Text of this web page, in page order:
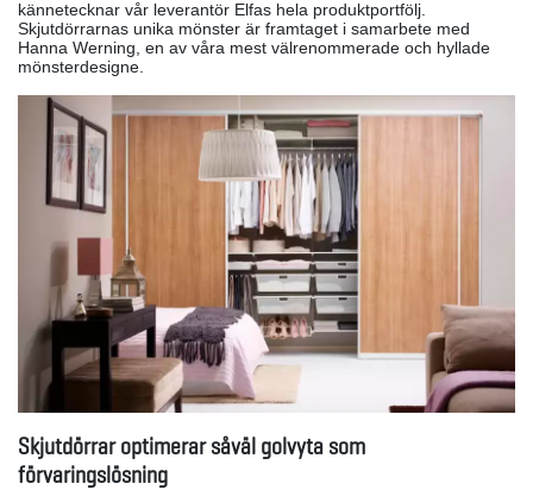
kännetecknar vår leverantör Elfas hela produktportfölj.
Skjutdörrarnas unika mönster är framtaget i samarbete med
Hanna Werning, en av våra mest välrenommerade och hyllade
mönsterdesigne.
Skjutdörrar optimerar såväl golvyta som
förvaringslösning